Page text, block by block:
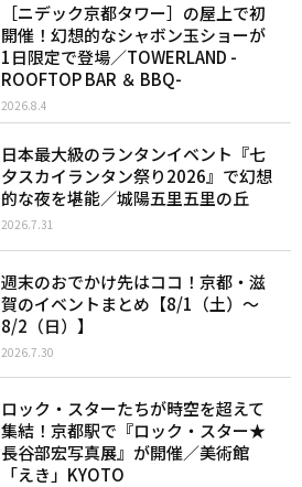
［ニデック京都タワー］の屋上で初
開催！幻想的なシャボン玉ショーが
1日限定で登場／TOWERLAND -
ROOFTOP BAR ＆ BBQ-
2026.8.4
日本最大級のランタンイベント『七
夕スカイランタン祭り2026』で幻想
的な夜を堪能／城陽五里五里の丘
2026.7.31
週末のおでかけ先はココ！京都・滋
賀のイベントまとめ【8/1（土）〜
8/2（日）】
2026.7.30
ロック・スターたちが時空を超えて
集結！京都駅で『ロック・スター★
長谷部宏写真展』が開催／美術館
「えき」KYOTO